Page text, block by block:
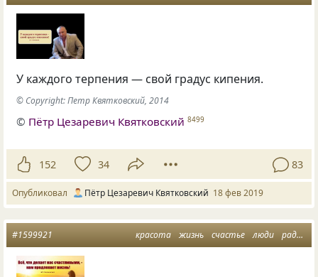
У каждого терпения — свой градус кипения.
© Copyright: Петр Квятковский, 2014
© Пётр Цезаревич Квятковский 8499
152 34 83
Опубликовал Пётр Цезаревич Квятковский 18 фев 2019
красота жизнь счастье люди радость
#1599921